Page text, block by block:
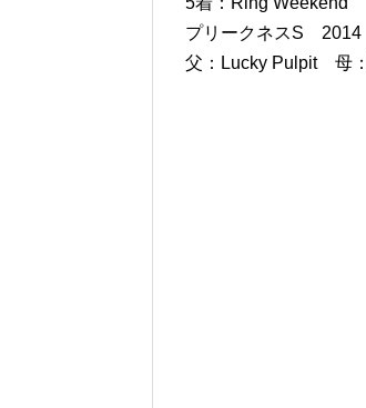
プリークネスS 2014
父：Lucky Pulpit 母